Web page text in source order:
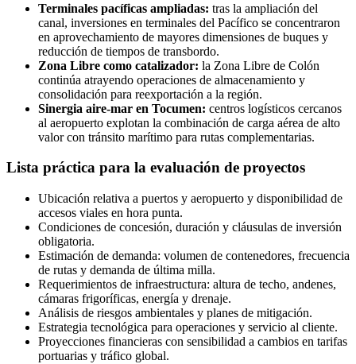
Terminales pacíficas ampliadas: tras la ampliación del
canal, inversiones en terminales del Pacífico se concentraron
en aprovechamiento de mayores dimensiones de buques y
reducción de tiempos de transbordo.
Zona Libre como catalizador: la Zona Libre de Colón
continúa atrayendo operaciones de almacenamiento y
consolidación para reexportación a la región.
Sinergia aire-mar en Tocumen: centros logísticos cercanos
al aeropuerto explotan la combinación de carga aérea de alto
valor con tránsito marítimo para rutas complementarias.
Lista práctica para la evaluación de proyectos
Ubicación relativa a puertos y aeropuerto y disponibilidad de
accesos viales en hora punta.
Condiciones de concesión, duración y cláusulas de inversión
obligatoria.
Estimación de demanda: volumen de contenedores, frecuencia
de rutas y demanda de última milla.
Requerimientos de infraestructura: altura de techo, andenes,
cámaras frigoríficas, energía y drenaje.
Análisis de riesgos ambientales y planes de mitigación.
Estrategia tecnológica para operaciones y servicio al cliente.
Proyecciones financieras con sensibilidad a cambios en tarifas
portuarias y tráfico global.